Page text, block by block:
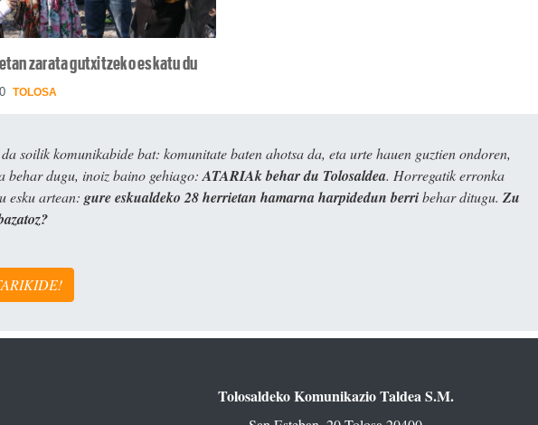
zarata gutxitzeko eskatu du
TOLOSA
soilik komunikabide bat: komunitate baten ahotsa da, eta urte hauen guztien ondoren,
behar dugu, inoiz baino gehiago:ATARIAk behar du Tolosaldea. Horregatik erronka
esku artean: gure eskualdeko 28 herrietan hamarna harpidedun berribehar ditugu. Zu
Tolosaldeko Komunikazio Taldea S.M.